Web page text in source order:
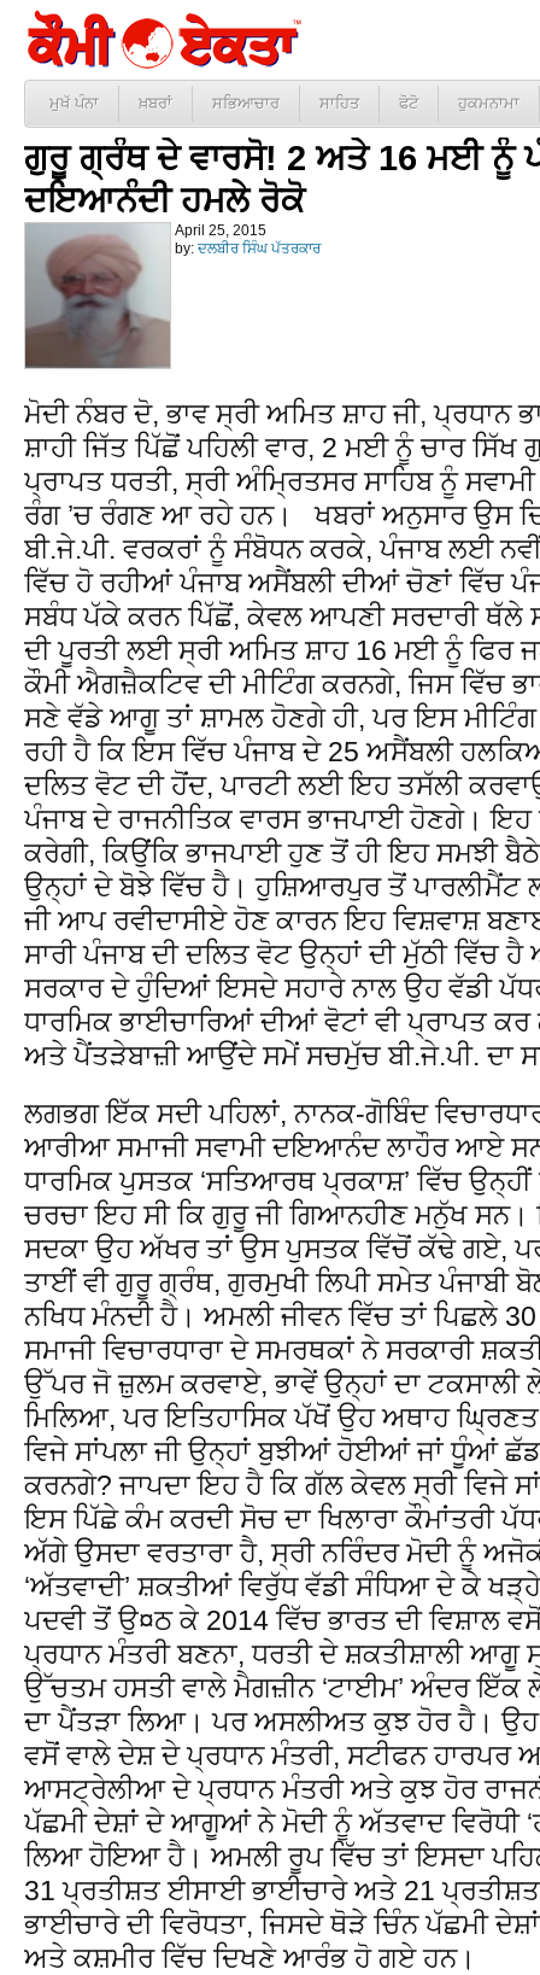
ਮੁਖੱ ਪੰਨਾ ਖ਼ਬਰਾਂ ਸਭਿਆਚਾਰ ਸਾਹਿਤ ਫੋਟੋ ਹੁਕਮਨਾਮਾ
ਗੁਰੂ ਗ੍ਰੰਥ ਦੇ ਵਾਰਸੋ! 2 ਅਤੇ 16 ਮਈ ਨੂੰ
ਦਇਆਨੰਦੀ ਹਮਲੇ ਰੋਕੋ
April 25, 2015
by: ਦਲਬੀਰ ਸਿੰਘ ਪੱਤਰਕਾਰ
ਮੋਦੀ ਨੰਬਰ ਦੋ, ਭਾਵ ਸ੍ਰੀ ਅਮਿਤ ਸ਼ਾਹ ਜੀ, ਪ੍ਰਧਾਨ
ਸ਼ਾਹੀ ਜਿੱਤ ਪਿੱਛੋਂ ਪਹਿਲੀ ਵਾਰ, 2 ਮਈ ਨੂੰ ਚਾਰ ਸਿੱਖ
ਪ੍ਰਾਪਤ ਧਰਤੀ, ਸ੍ਰੀ ਅੰਮ੍ਰਿਤਸਰ ਸਾਹਿਬ ਨੂੰ
ਰੰਗ ’ਚ ਰੰਗਣ ਆ ਰਹੇ ਹਨ। ਖਬਰਾਂ ਅਨੁਸਾਰ ਉਸ
ਬੀ.ਜੇ.ਪੀ. ਵਰਕਰਾਂ ਨੂੰ ਸੰਬੋਧਨ ਕਰਕੇ, ਪੰਜਾਬ ਲਈ
ਵਿੱਚ ਹੋ ਰਹੀਆਂ ਪੰਜਾਬ ਅਸੈਂਬਲੀ ਦੀਆਂ ਚੋਣਾਂ ਵਿੱਚ
ਸਬੰਧ ਪੱਕੇ ਕਰਨ ਪਿੱਛੋਂ, ਕੇਵਲ ਆਪਣੀ ਸਰਦਾਰੀ
ਦੀ ਪੂਰਤੀ ਲਈ ਸ੍ਰੀ ਅਮਿਤ ਸ਼ਾਹ 16 ਮਈ ਨੂੰ ਫਿਰ
ਕੌਮੀ ਐਗਜ਼ੈਕਟਿਵ ਦੀ ਮੀਟਿੰਗ ਕਰਨਗੇ, ਜਿਸ ਵਿੱਚ
ਸਣੇ ਵੱਡੇ ਆਗੂ ਤਾਂ ਸ਼ਾਮਲ ਹੋਣਗੇ ਹੀ, ਪਰ ਇਸ
ਰਹੀ ਹੈ ਕਿ ਇਸ ਵਿੱਚ ਪੰਜਾਬ ਦੇ 25 ਅਸੈਂਬਲੀ
ਦਲਿਤ ਵੋਟ ਦੀ ਹੋਂਦ, ਪਾਰਟੀ ਲਈ ਇਹ ਤਸੱਲੀ
ਪੰਜਾਬ ਦੇ ਰਾਜਨੀਤਿਕ ਵਾਰਸ ਭਾਜਪਾਈ ਹੋਣਗੇ।
ਕਰੇਗੀ, ਕਿਉਂਕਿ ਭਾਜਪਾਈ ਹੁਣ ਤੋਂ ਹੀ ਇਹ ਸਮਝੀ
ਉਨ੍ਹਾਂ ਦੇ ਬੋਝੇ ਵਿੱਚ ਹੈ। ਹੁਸ਼ਿਆਰਪੁਰ ਤੋਂ ਪਾਰਲੀਮੈਂਟ
ਜੀ ਆਪ ਰਵੀਦਾਸੀਏ ਹੋਣ ਕਾਰਨ ਇਹ ਵਿਸ਼ਵਾਸ਼
ਸਾਰੀ ਪੰਜਾਬ ਦੀ ਦਲਿਤ ਵੋਟ ਉਨ੍ਹਾਂ ਦੀ ਮੁੱਠੀ ਵਿੱਚ
ਸਰਕਾਰ ਦੇ ਹੁੰਦਿਆਂ ਇਸਦੇ ਸਹਾਰੇ ਨਾਲ ਉਹ ਵੱਡੀ
ਧਾਰਮਿਕ ਭਾਈਚਾਰਿਆਂ ਦੀਆਂ ਵੋਟਾਂ ਵੀ ਪ੍ਰਾਪਤ
ਅਤੇ ਪੈਂਤੜੇਬਾਜ਼ੀ ਆਉਂਦੇ ਸਮੇਂ ਸਚਮੁੱਚ ਬੀ.ਜੇ.ਪੀ. ਦਾ
ਲਗਭਗ ਇੱਕ ਸਦੀ ਪਹਿਲਾਂ, ਨਾਨਕ-ਗੋਬਿੰਦ
ਆਰੀਆ ਸਮਾਜੀ ਸਵਾਮੀ ਦਇਆਨੰਦ ਲਾਹੌਰ ਆਏ
ਧਾਰਮਿਕ ਪੁਸਤਕ ‘ਸਤਿਆਰਥ ਪ੍ਰਕਾਸ਼’ ਵਿੱਚ ਉਨ੍ਹੀਂ
ਚਰਚਾ ਇਹ ਸੀ ਕਿ ਗੁਰੂ ਜੀ ਗਿਆਨਹੀਣ ਮਨੁੱਖ ਸਨ।
ਸਦਕਾ ਉਹ ਅੱਖਰ ਤਾਂ ਉਸ ਪੁਸਤਕ ਵਿੱਚੋਂ ਕੱਢੇ ਗਏ,
ਤਾਈਂ ਵੀ ਗੁਰੂ ਗ੍ਰੰਥ, ਗੁਰਮੁਖੀ ਲਿਪੀ ਸਮੇਤ ਪੰਜਾਬੀ
ਨਖਿਧ ਮੰਨਦੀ ਹੈ। ਅਮਲੀ ਜੀਵਨ ਵਿੱਚ ਤਾਂ ਪਿਛਲੇ
ਸਮਾਜੀ ਵਿਚਾਰਧਾਰਾ ਦੇ ਸਮਰਥਕਾਂ ਨੇ ਸਰਕਾਰੀ
ਉੱਪਰ ਜੋ ਜ਼ੁਲਮ ਕਰਵਾਏ, ਭਾਵੇਂ ਉਨ੍ਹਾਂ ਦਾ ਟਕਸਾਲੀ
ਮਿਲਿਆ, ਪਰ ਇਤਿਹਾਸਿਕ ਪੱਖੋਂ ਉਹ ਅਥਾਹ
ਵਿਜੇ ਸਾਂਪਲਾ ਜੀ ਉਨ੍ਹਾਂ ਬੁਝੀਆਂ ਹੋਈਆਂ ਜਾਂ ਧੂੰਆਂ
ਕਰਨਗੇ? ਜਾਪਦਾ ਇਹ ਹੈ ਕਿ ਗੱਲ ਕੇਵਲ ਸ੍ਰੀ ਵਿਜੇ
ਇਸ ਪਿੱਛੇ ਕੰਮ ਕਰਦੀ ਸੋਚ ਦਾ ਖਿਲਾਰਾ ਕੌਮਾਂਤਰੀ
ਅੱਗੇ ਉਸਦਾ ਵਰਤਾਰਾ ਹੈ, ਸ੍ਰੀ ਨਰਿੰਦਰ ਮੋਦੀ ਨੂੰ
‘ਅੱਤਵਾਦੀ’ ਸ਼ਕਤੀਆਂ ਵਿਰੁੱਧ ਵੱਡੀ ਸੰਧਿਆ ਦੇ ਕੇ
ਪਦਵੀ ਤੋਂ ਉ¤ਠ ਕੇ 2014 ਵਿੱਚ ਭਾਰਤ ਦੀ ਵਿਸ਼ਾਲ
ਪ੍ਰਧਾਨ ਮੰਤਰੀ ਬਣਨਾ, ਧਰਤੀ ਦੇ ਸ਼ਕਤੀਸ਼ਾਲੀ ਆਗੂ
ਉੱਚਤਮ ਹਸਤੀ ਵਾਲੇ ਮੈਗਜ਼ੀਨ ‘ਟਾਈਮ’ ਅੰਦਰ ਇੱਕ
ਦਾ ਪੈਂਤੜਾ ਲਿਆ। ਪਰ ਅਸਲੀਅਤ ਕੁਝ ਹੋਰ ਹੈ।
ਵਸੋਂ ਵਾਲੇ ਦੇਸ਼ ਦੇ ਪ੍ਰਧਾਨ ਮੰਤਰੀ, ਸਟੀਫਨ
ਆਸਟ੍ਰੇਲੀਆ ਦੇ ਪ੍ਰਧਾਨ ਮੰਤਰੀ ਅਤੇ ਕੁਝ ਹੋਰ
ਪੱਛਮੀ ਦੇਸ਼ਾਂ ਦੇ ਆਗੂਆਂ ਨੇ ਮੋਦੀ ਨੂੰ ਅੱਤਵਾਦ ਵਿਰੋਧੀ
ਲਿਆ ਹੋਇਆ ਹੈ। ਅਮਲੀ ਰੂਪ ਵਿੱਚ ਤਾਂ ਇਸਦਾ
31 ਪ੍ਰਤੀਸ਼ਤ ਈਸਾਈ ਭਾਈਚਾਰੇ ਅਤੇ 21
ਭਾਈਚਾਰੇ ਦੀ ਵਿਰੋਧਤਾ, ਜਿਸਦੇ ਥੋੜੇ ਚਿੰਨ ਪੱਛਮੀ
ਅਤੇ ਕਸ਼ਮੀਰ ਵਿੱਚ ਦਿਖਣੇ ਆਰੰਭ ਹੋ ਗਏ ਹਨ।